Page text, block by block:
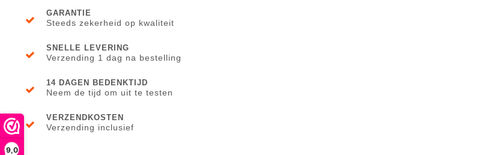
9,0
GARANTIE
Steeds zekerheid op kwaliteit
SNELLE LEVERING
Verzending 1 dag na bestelling
14 DAGEN BEDENKTIJD
Neem de tijd om uit te testen
VERZENDKOSTEN
Verzending inclusief